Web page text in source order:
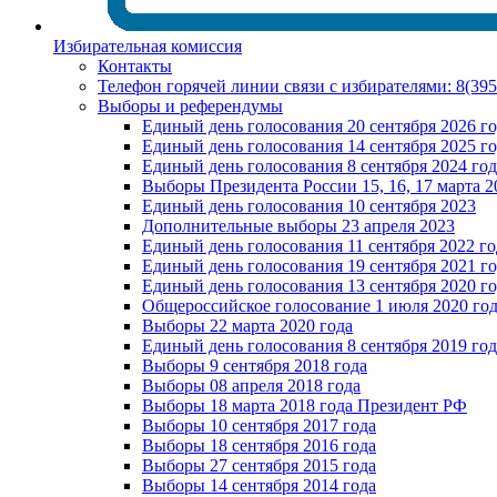
Избирательная комиссия
Контакты
Телефон горячей линии связи с избирателями:
Выборы и референдумы
Единый день голосования 20 сентября 2026
Единый день голосования 14 сентября 2025
Единый день голосования 8 сентября 2024
Выборы Президента России 15, 16, 17 марта
Единый день голосования 10 сентября 2023
Дополнительные выборы 23 апреля 2023
Единый день голосования 11 сентября 2022
Единый день голосования 19 сентября 2021
Единый день голосования 13 сентября 2020
Общероссийское голосование 1 июля 2020
Выборы 22 марта 2020 года
Единый день голосования 8 сентября 2019
Выборы 9 сентября 2018 года
Выборы 08 апреля 2018 года
Выборы 18 марта 2018 года Президент РФ
Выборы 10 сентября 2017 года
Выборы 18 сентября 2016 года
Выборы 27 сентября 2015 года
Выборы 14 сентября 2014 года